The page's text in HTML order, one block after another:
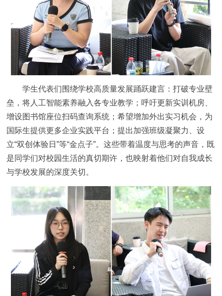
学生代表们围绕学校高质量发展踊跃建言：打破专业壁
垒，将人工智能素养融入各专业教学；呼吁更新实训机房、
增设图书馆座位扫码查询系统；希望增加外出实习机会，为
国际生提供更多企业实践平台；提出加强班级凝聚力、设
立“双创体验日”等“金点子”。这些带着温度与思考的声音，既
是同学们对校园生活的真切期许，也映射着他们对自我成长
与学校发展的深度关切。